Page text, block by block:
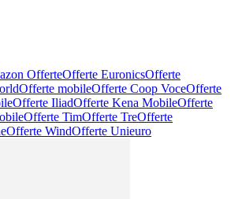
OfferteOfferte EuronicsOfferte
Offerte mobileOfferte Coop VoceOfferte
Offerte IliadOfferte Kena MobileOfferte
Offerte TimOfferte TreOfferte
Offerte WindOfferte Unieuro